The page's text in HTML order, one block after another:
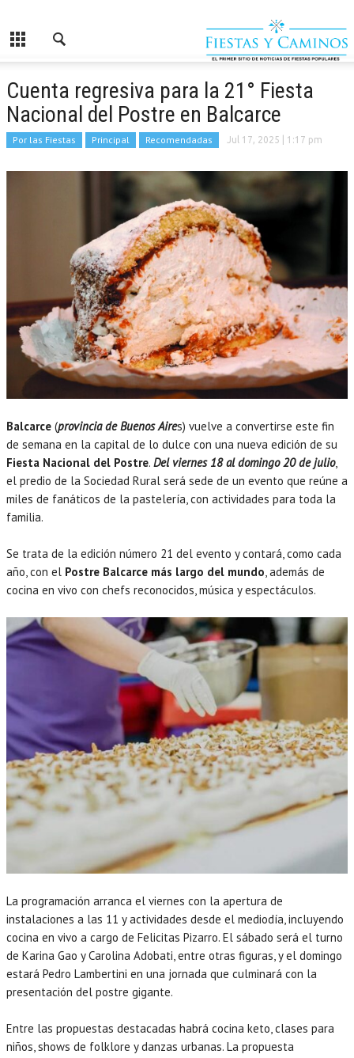
Cuenta regresiva para la 21° Fiesta
Nacional del Postre en Balcarce
Por las Fiestas Principal Recomendadas Jul 17, 2025 | 1:17 pm
Balcarce (provincia de Buenos Aires) vuelve a convertirse este fin
de semana en la capital de lo dulce con una nueva edición de su
Fiesta Nacional del Postre. Del viernes 18 al domingo 20 de julio,
el predio de la Sociedad Rural será sede de un evento que reúne a
miles de fanáticos de la pastelería, con actividades para toda la
familia.
Se trata de la edición número 21 del evento y contará, como cada
año, con el Postre Balcarce más largo del mundo, además de
cocina en vivo con chefs reconocidos, música y espectáculos.
La programación arranca el viernes con la apertura de
instalaciones a las 11 y actividades desde el mediodía, incluyendo
cocina en vivo a cargo de Felicitas Pizarro. El sábado será el turno
de Karina Gao y Carolina Adobati, entre otras figuras, y el domingo
estará Pedro Lambertini en una jornada que culminará con la
presentación del postre gigante.
Entre las propuestas destacadas habrá cocina keto, clases para
niños, shows de folklore y danzas urbanas. La propuesta